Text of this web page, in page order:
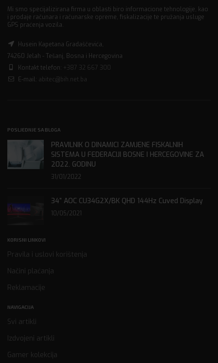
Mi smo specijalizirana firma u oblasti biro informacione tehnologije, kao
i prodaje računara i računarske opreme, fiskalizacije te pružanja usluge
GPS praćenja vozila.
Husein Kapetana Gradaščevića,
74260 Jelah - Tešanj, Bosna i Hercegovina
Kontakt telefon: +387 32 667 300
E-mail: abitec@bih.net.ba
POSLJEDNJE SA BLOGA
PRAVILNIK O DINAMICI ZAMJENE FISKALNIH
SISTEMA U FEDERACIJI BOSNE I HERCEGOVINE ZA
2022. GODINU
31/01/2022
34” AOC CU34G2X/BK QHD 144Hz Cuved Display
10/05/2021
KORISNI LINKOVI
Pravila i uslovi korištenja
Načini plaćanja
Reklamacije
NAVIGACIJA
Svi artikli
Izdvojeni artikli
Gamer kolekcija